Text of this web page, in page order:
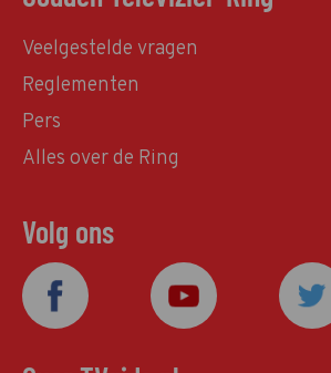
Veelgestelde vragen
Reglementen
Pers
Alles over de Ring
Volg ons